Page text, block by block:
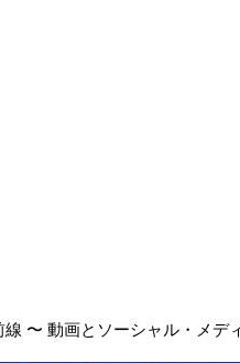
〜 動画とソーシャル・メデ